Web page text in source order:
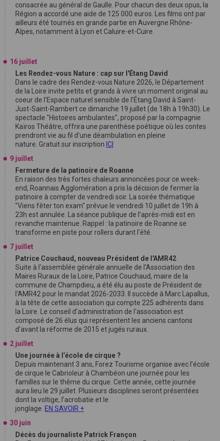
consacrée au général de Gaulle. Pour chacun des deux opus, la
Région a accordé une aide de 125 000 euros. Les films ont par
ailleurs été tournés en grande partie en Auvergne Rhône-
Alpes, notamment à Lyon et Caluire-et-Cuire.
16 juillet
Les Rendez-vous Nature : cap sur l'Étang David
Dans le cadre des Rendez-vous Nature 2026, le Département
de la Loire invite petits et grands à vivre un moment original au
coeur de l'Espace naturel sensible de l'Étang David à Saint-
Just-Saint-Rambert ce dimanche 19 juillet (de 18h à 19h30). Le
spectacle "Histoires ambulantes", proposé par la compagnie
Kaïros Théâtre, offrira une parenthèse poétique où les contes
prendront vie au fil d'une déambulation en pleine
nature. Gratuit sur inscription ICI
9 juillet
Fermeture de la patinoire de Roanne
En raison des très fortes chaleurs annoncées pour ce week-
end, Roannais Agglomération a pris la décision de fermer la
patinoire à compter de vendredi soir. La soirée thématique
"Viens fêter ton exam" prévue le vendredi 10 juillet de 19h à
23h est annulée. La séance publique de l’après-midi est en
revanche maintenue. Rappel : la patinoire de Roanne se
transforme en piste pour rollers durant l'été.
7 juillet
Patrice Couchaud, nouveau Président de l'AMR42
Suite à l'assemblée générale annuelle de l'Association des
Maires Ruraux de la Loire, Patrice Couchaud, maire de la
commune de Champdieu, a été élu au poste de Président de
l'AMR42 pour le mandat 2026-2033. Il succède à Marc Lapallus,
à la tête de cette association qui compte 225 adhérents dans
la Loire. Le conseil d'administration de l'association est
composé de 26 élus qui représentent les anciens cantons
d'avant la réforme de 2015 et jugés ruraux.
2 juillet
Une journée à l’école de cirque ?
Depuis maintenant 3 ans, Forez Tourisme organise avec l’école
de cirque le Cabrioleur à Chambéon une journée pour les
familles sur le thême du cirque. Cette année, cette journée
aura lieu le 29 juillet. Plusieurs disciplines seront présentées
dont la voltige, l’acrobatie et le
jonglage. EN SAVOIR +
30 juin
Décès du journaliste Patrick Françon